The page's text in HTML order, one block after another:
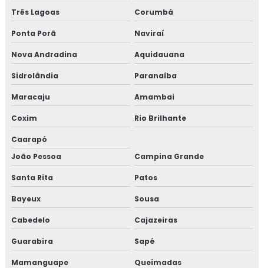
Três Lagoas Corumbá
Ponta Porã Naviraí
Nova Andradina Aquidauana
Sidrolândia Paranaíba
Maracaju Amambai
Coxim Rio Brilhante
Caarapó
João Pessoa
Campina Grande
Santa Rita Patos
Bayeux Sousa
Cabedelo Cajazeiras
Guarabira Sapé
Mamanguape Queimadas